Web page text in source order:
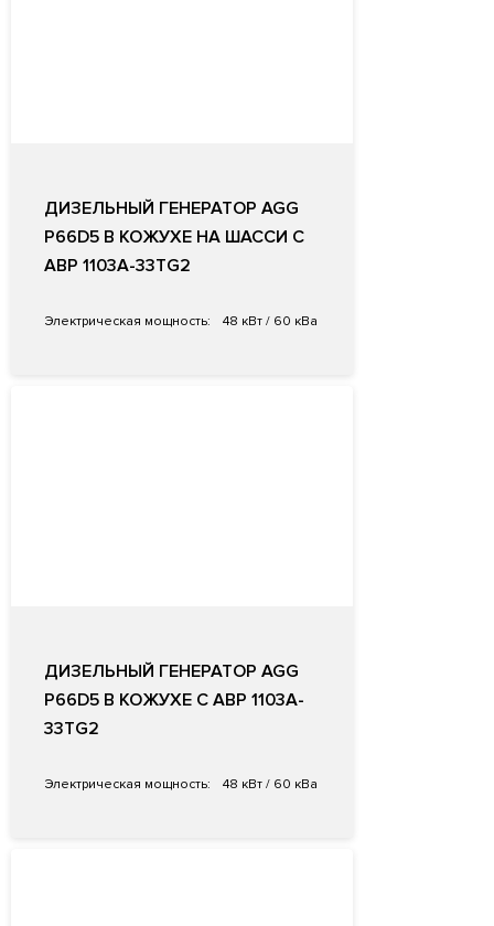
ДИЗЕЛЬНЫЙ ГЕНЕРАТОР AGG
P66D5 В КОЖУХЕ НА ШАССИ С
АВР 1103A-33TG2
Электрическая мощность: 48 кВт / 60 кВа
ДИЗЕЛЬНЫЙ ГЕНЕРАТОР AGG
P66D5 В КОЖУХЕ С АВР 1103A-
33TG2
Электрическая мощность: 48 кВт / 60 кВа